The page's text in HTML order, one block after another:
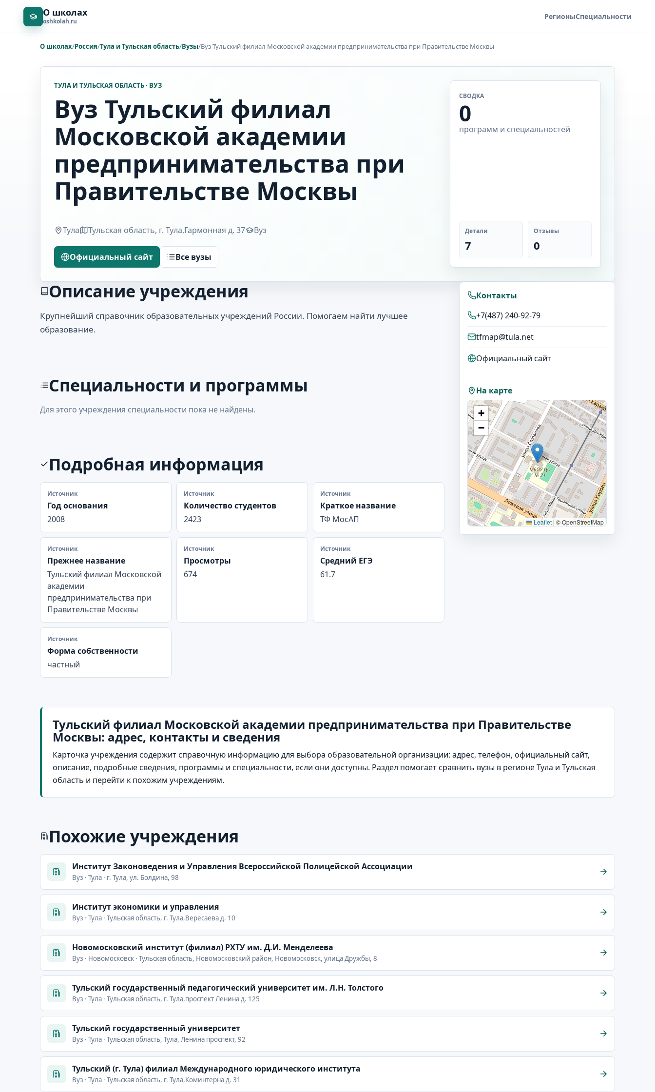
О школах
oshkolah.ru РегионыСпециальности
О школах/Россия/Тула и Тульская область/Вузы/Вуз Тульский филиал Московской академии предпринимательства при Правительстве Москвы
ТУЛА И ТУЛЬСКАЯ ОБЛАСТЬ · ВУЗ
Вуз Тульский филиал
Московской академии
предпринимательства при
Правительстве Москвы
Тула Тульская область, г. Тула,Гармонная д. 37 Вуз
Официальный сайт Все вузы
СВОДКА
0
программ и специальностей
Детали
7
Отзывы
0
Описание учреждения
Крупнейший справочник образовательных учреждений России. Помогаем найти лучшее
образование.
Специальности и программы
Для этого учреждения специальности пока не найдены.
Подробная информация
Источник
Год основания
2008
Источник
Количество студентов
2423
Источник
Краткое название
ТФ МосАП
Источник
Прежнее название
Тульский филиал Московской
академии
предпринимательства при
Правительстве Москвы
Источник
Просмотры
674
Источник
Средний ЕГЭ
61.7
Источник
Форма собственности
частный
Контакты
+7(487) 240-92-79
tfmap@tula.net
Официальный сайт
На карте
+
−
Leaflet |© OpenStreetMap
Тульский филиал Московской академии предпринимательства при Правительстве
Москвы: адрес, контакты и сведения
Карточка учреждения содержит справочную информацию для выбора образовательной организации: адрес, телефон, официальный сайт,
описание, подробные сведения, программы и специальности, если они доступны. Раздел помогает сравнить вузы в регионе Тула и Тульская
область и перейти к похожим учреждениям.
Похожие учреждения
Институт Законоведения и Управления Всероссийской Полицейской Ассоциации
Вуз · Тула · г. Тула, ул. Болдина, 98
Институт экономики и управления
Вуз · Тула · Тульская область, г. Тула,Вересаева д. 10
Новомосковский институт (филиал) РХТУ им. Д.И. Менделеева
Вуз · Новомосковск · Тульская область, Новомосковский район, Новомосковск, улица Дружбы, 8
Тульский государственный педагогический университет им. Л.Н. Толстого
Вуз · Тула · Тульская область, г. Тула,проспект Ленина д. 125
Тульский государственный университет
Вуз · Тула · Тульская область, Тула, Ленина проспект, 92
Тульский (г. Тула) филиал Международного юридического института
Вуз · Тула · Тульская область, г. Тула,Коминтерна д. 31